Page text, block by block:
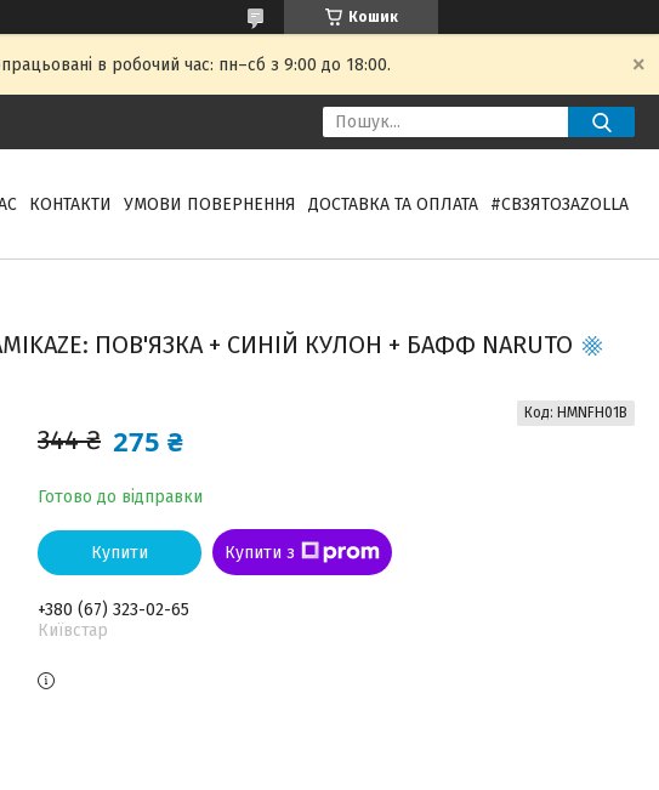
Кошик
в робочий час: пн–сб з 9:00 до 18:00.
КОНТАКТИ УМОВИ ПОВЕРНЕННЯ ДОСТАВКА ТА ОПЛАТА #СВЗЯТОЗAZOLLA
ПОВ'ЯЗКА + СИНІЙ КУЛОН + БАФФ NARUTO
344 ₴ 275 ₴
Готово до відправки
Код: HMNFH01B
Купити Купити з
+380 (67) 323-02-65
Київстар